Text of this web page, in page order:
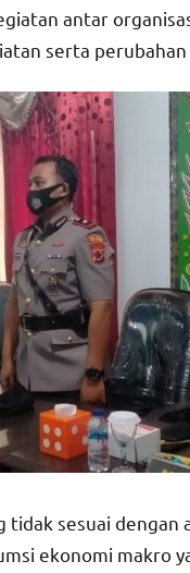
antar
serta
sesuai dengan
ekonomi makro